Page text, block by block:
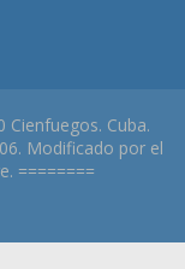
Cienfuegos. Cuba.
Modificado por el
========